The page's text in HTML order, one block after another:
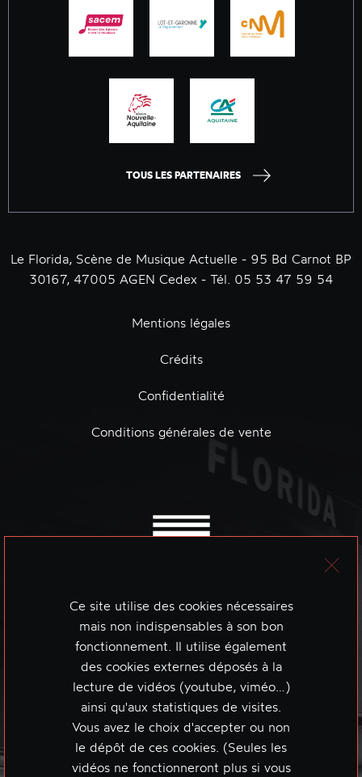
TOUS LES PARTENAIRES
Le Florida, Scène de Musique Actuelle - 95 Bd Carnot BP
30167, 47005 AGEN Cedex - Tél. 05 53 47 59 54
Mentions légales
Crédits
Confidentialité
Conditions générales de vente
Ce site utilise des cookies nécessaires
mais non indispensables à son bon
fonctionnement. Il utilise également
des cookies externes déposés à la
lecture de vidéos (youtube, viméo…)
ainsi qu'aux statistiques de visites.
Vous avez le choix d'accepter ou non
le dépôt de ces cookies. (Seules les
vidéos ne fonctionneront plus si vous